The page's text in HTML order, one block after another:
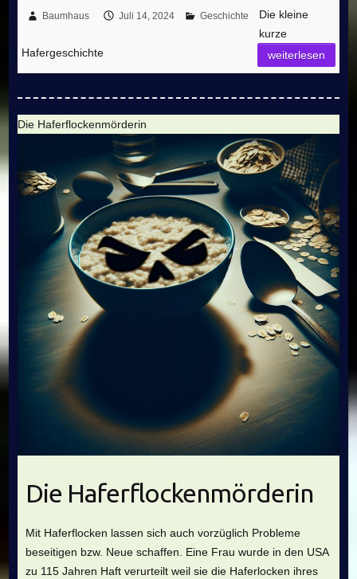
Baumhaus Juli 14, 2024 Geschichte
Die kleine
kurze
Hafergeschichte
weiterlesen
Die Haferflockenmörderin
Die Haferflockenmörderin
Mit Haferflocken lassen sich auch vorzüglich Probleme
beseitigen bzw. Neue schaffen. Eine Frau wurde in den USA
zu 115 Jahren Haft verurteilt weil sie die Haferlocken ihres